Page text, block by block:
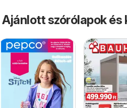
Ajánlott szórólapok és